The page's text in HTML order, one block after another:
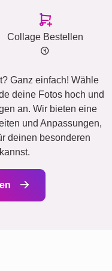
Collage Bestellen
Ganz einfach! Wähle
deine Fotos hoch und
an. Wir bieten eine
und Anpassungen,
deinen besonderen